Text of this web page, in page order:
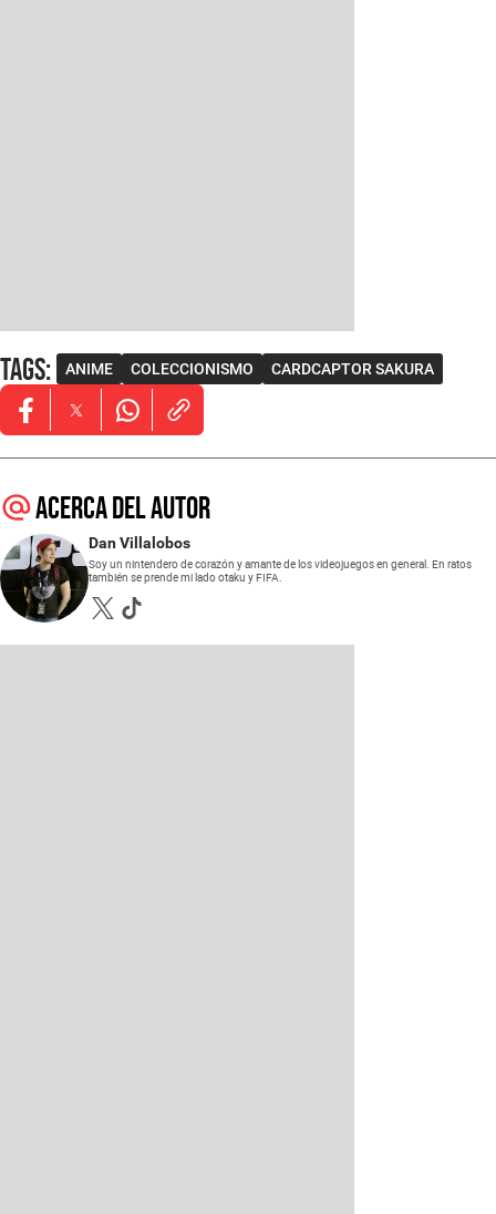
Tags: ANIME COLECCIONISMO CARDCAPTOR SAKURA
Opens in new window
Opens in new window
Opens in new window
Acerca del autor
Dan Villalobos
Soy un nintendero de corazón y amante de los videojuegos en general. En ratos
también se prende mi lado otaku y FIFA.
Opens in new window
Opens in new window